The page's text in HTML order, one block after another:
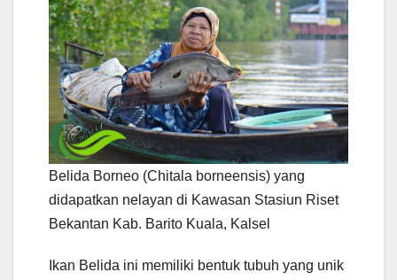
Belida Borneo (Chitala borneensis) yang
didapatkan nelayan di Kawasan Stasiun Riset
Bekantan Kab. Barito Kuala, Kalsel
Ikan Belida ini memiliki bentuk tubuh yang unik